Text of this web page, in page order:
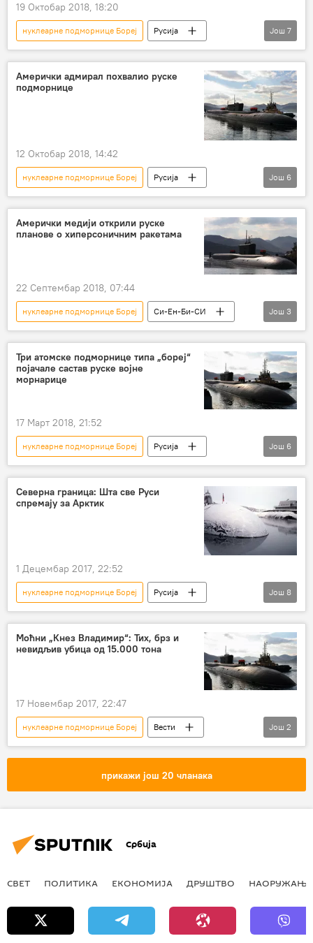
19 Октобар 2018, 18:20
нуклеарне подморнице Бореј
Русија
Вести
Свет
нуклеарне подморнице
Кнез Владимир
руска војна морнарица
Војска и наоружање
Још 7
Амерички адмирал похвалио руске
подморнице
12 Октобар 2018, 14:42
нуклеарне подморнице Бореј
Русија
Вести
Свет
подморница
подморница Варшављанка
Војска и наоружање
Још 6
Амерички медији открили руске
планове о хиперсоничним ракетама
22 Септембар 2018, 07:44
нуклеарне подморнице Бореј
Си-Ен-Би-СИ
булава
хиперсоничне ракете
Војска и наоружање
Још 3
Три атомске подморнице типа „бореј“
појачале састав руске војне
морнарице
17 Март 2018, 21:52
нуклеарне подморнице Бореј
Русија
Вести
Свет
Владимир Корољов
подморнице
Војска и наоружање
Још 6
Северна граница: Шта све Руси
спремају за Арктик
1 Децембар 2017, 22:52
нуклеарне подморнице Бореј
Русија
Вести
Свет
Арктик
Екологија
отпад
подморнице
носач авиона Адмирал Кузњецов
Још 8
Моћни „Кнез Владимир“: Тих, брз и
невидљив убица од 15.000 тона
17 Новембар 2017, 22:47
нуклеарне подморнице Бореј
Вести
Свет
Кнез Владимир
Још 2
прикажи још 20 чланака
Србија
СВЕТ ПОЛИТИКА ЕКОНОМИЈА ДРУШТВО НАОРУЖАЊЕ